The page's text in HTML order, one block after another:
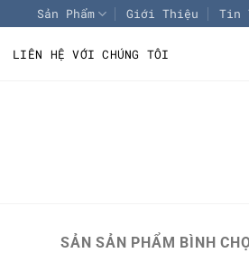
Sản Phẩm Giới Thiệu Tin
LIÊN HỆ VỚI CHÚNG TÔI
SẢN SẢN PHẨM BÌNH